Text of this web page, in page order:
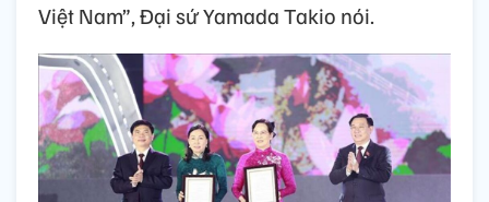
Việt Nam”, Đại sứ Yamada Takio nói.